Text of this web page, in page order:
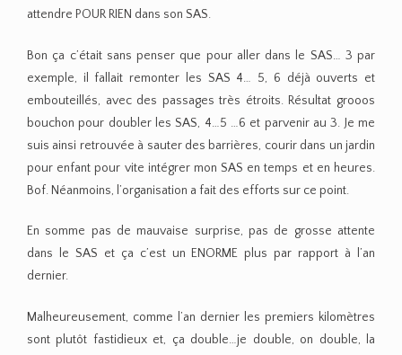
attendre POUR RIEN dans son SAS.
Bon ça c’était sans penser que pour aller dans le SAS… 3 par
exemple, il fallait remonter les SAS 4… 5, 6 déjà ouverts et
embouteillés, avec des passages très étroits. Résultat grooos
bouchon pour doubler les SAS, 4…5 …6 et parvenir au 3. Je me
suis ainsi retrouvée à sauter des barrières, courir dans un jardin
pour enfant pour vite intégrer mon SAS en temps et en heures.
Bof. Néanmoins, l’organisation a fait des efforts sur ce point.
En somme pas de mauvaise surprise, pas de grosse attente
dans le SAS et ça c’est un ENORME plus par rapport à l’an
dernier.
Malheureusement, comme l’an dernier les premiers kilomètres
sont plutôt fastidieux et, ça double…je double, on double, la